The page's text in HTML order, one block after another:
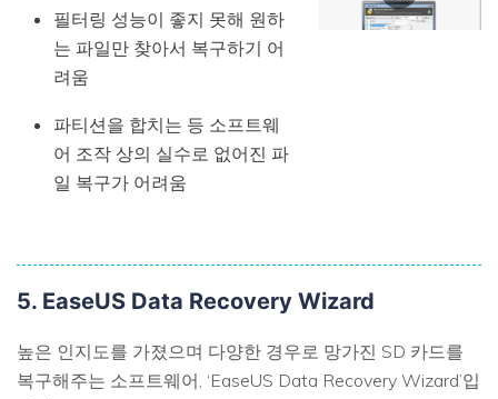
필터링 성능이 좋지 못해 원하
는 파일만 찾아서 복구하기 어
려움
파티션을 합치는 등 소프트웨
어 조작 상의 실수로 없어진 파
일 복구가 어려움
5. EaseUS Data Recovery Wizard
높은 인지도를 가졌으며 다양한 경우로 망가진 SD 카드를
복구해주는 소프트웨어, ‘EaseUS Data Recovery Wizard’입